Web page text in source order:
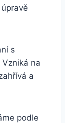
s
na
a
podle